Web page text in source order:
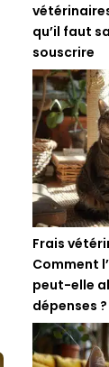
qu’il faut
souscrire
Frais
Comment
peut-elle
dépenses ?